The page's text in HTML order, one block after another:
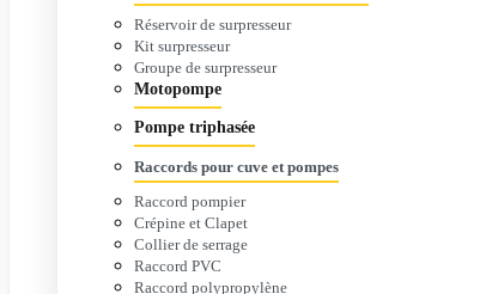
Réservoir de surpresseur
Kit surpresseur
Groupe de surpresseur
Motopompe
Pompe triphasée
Raccords pour cuve et pompes
Raccord pompier
Crépine et Clapet
Collier de serrage
Raccord PVC
Raccord polypropylène